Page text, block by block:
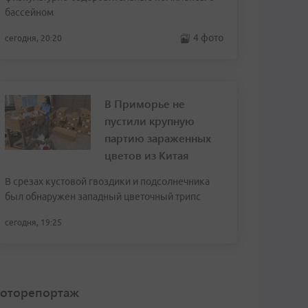
бассейном
сегодня, 20:20 4 фото
В Приморье не
пустили крупную
партию зараженных
цветов из Китая
В срезах кустовой гвоздики и подсолнечника
был обнаружен западный цветочный трипс
сегодня, 19:25